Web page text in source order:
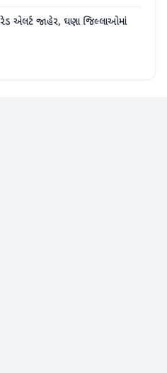
રેડ એલર્ટ જાહેર, ઘણા જિલ્લાઓમાં